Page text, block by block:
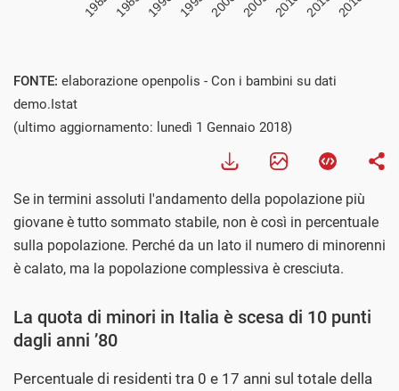
FONTE: elaborazione openpolis - Con i bambini su dati
demo.Istat
(ultimo aggiornamento: lunedì 1 Gennaio 2018)
Se in termini assoluti l'andamento della popolazione più
giovane è tutto sommato stabile, non è così in percentuale
sulla popolazione. Perché da un lato il numero di minorenni
è calato, ma la popolazione complessiva è cresciuta.
La quota di minori in Italia è scesa di 10 punti
dagli anni ’80
Percentuale di residenti tra 0 e 17 anni sul totale della